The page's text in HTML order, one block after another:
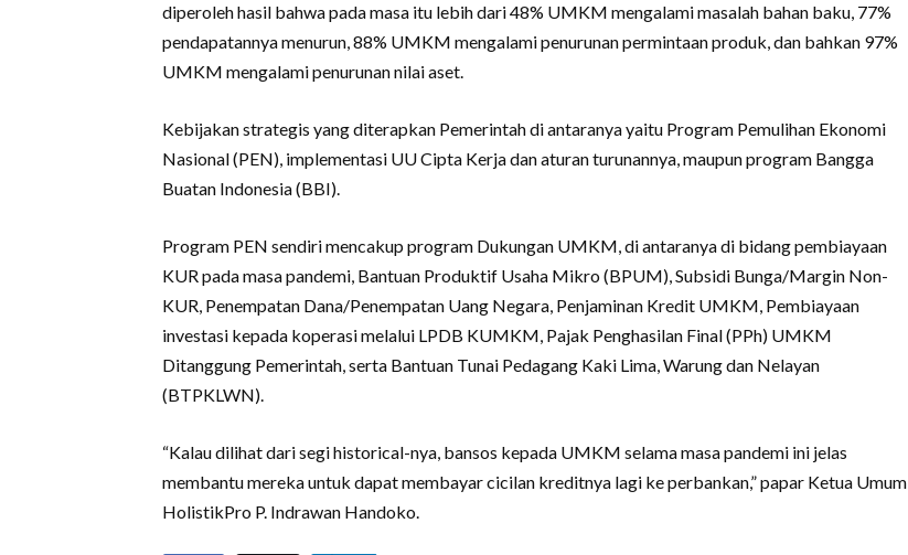
diperoleh hasil bahwa pada masa itu lebih dari 48% UMKM mengalami masalah bahan baku, 77%
pendapatannya menurun, 88% UMKM mengalami penurunan permintaan produk, dan bahkan 97%
UMKM mengalami penurunan nilai aset.
Kebijakan strategis yang diterapkan Pemerintah di antaranya yaitu Program Pemulihan Ekonomi
Nasional (PEN), implementasi UU Cipta Kerja dan aturan turunannya, maupun program Bangga
Buatan Indonesia (BBI).
Program PEN sendiri mencakup program Dukungan UMKM, di antaranya di bidang pembiayaan
KUR pada masa pandemi, Bantuan Produktif Usaha Mikro (BPUM), Subsidi Bunga/Margin Non-
KUR, Penempatan Dana/Penempatan Uang Negara, Penjaminan Kredit UMKM, Pembiayaan
investasi kepada koperasi melalui LPDB KUMKM, Pajak Penghasilan Final (PPh) UMKM
Ditanggung Pemerintah, serta Bantuan Tunai Pedagang Kaki Lima, Warung dan Nelayan
(BTPKLWN).
“Kalau dilihat dari segi historical-nya, bansos kepada UMKM selama masa pandemi ini jelas
membantu mereka untuk dapat membayar cicilan kreditnya lagi ke perbankan,” papar Ketua Umum
HolistikPro P. Indrawan Handoko.